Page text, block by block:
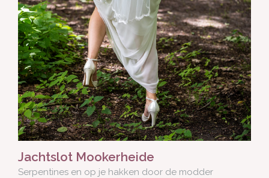
Jachtslot Mookerheide
Serpentines en op je hakken door de modder